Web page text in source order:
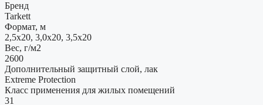
Бренд
Tarkett
Формат, м
2,5x20, 3,0x20, 3,5x20
Вес, г/м2
2600
Дополнительный защитный слой, лак
Extreme Protection
Класс применения для жилых помещений
31